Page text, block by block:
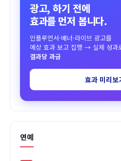
광고, 하기 전에
효과를 먼저 봅니다.
인플루언서·배너·라이브 광고를
예상 효과 보고 집행 → 실제 성과
결과당 과금
효과 미리
연예